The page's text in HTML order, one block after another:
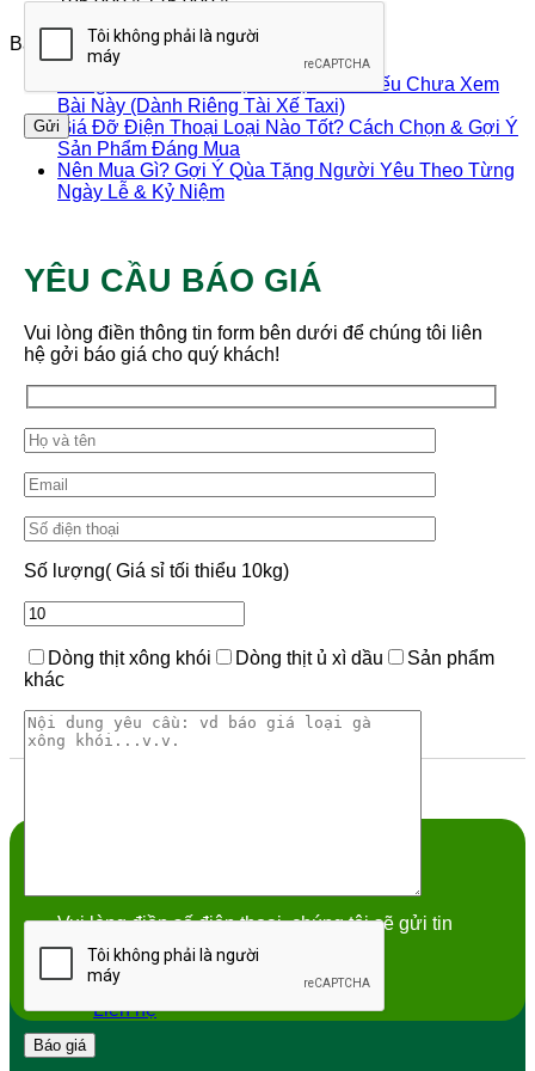
210,000 ₫.
185,000 ₫.
là:
tại
175,000 ₫.
Bài viết mới nhất
Đừng Mua Giá Đỡ Điện Thoại Ô Tô Nếu Chưa Xem
Bài Này (Dành Riêng Tài Xế Taxi)
Giá Đỡ Điện Thoại Loại Nào Tốt? Cách Chọn & Gợi Ý
Sản Phẩm Đáng Mua
Nên Mua Gì? Gợi Ý Qùa Tặng Người Yêu Theo Từng
Ngày Lễ & Kỷ Niệm
Vui lòng điền số điện thoại, chúng tôi sẽ gửi tin
mới nhất
Liên hệ
YÊU CẦU BÁO GIÁ
Vui lòng điền thông tin form bên dưới để chúng tôi liên
hệ gởi báo giá cho quý khách!
Số lượng( Giá sỉ tối thiểu 10kg)
Dòng thịt xông khói Dòng thịt ủ xì dầu
Sản phẩm
khác